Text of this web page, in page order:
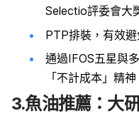
Selectio評委會大
PTP排裝，有效
通過IFOS五星與
「不計成本」精
3.魚油推薦：大